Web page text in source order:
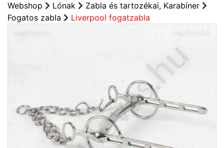
Webshop Lónak
Zabla és tartozékai, Karabíner
Fogatos zabla
Liverpool fogatzabla